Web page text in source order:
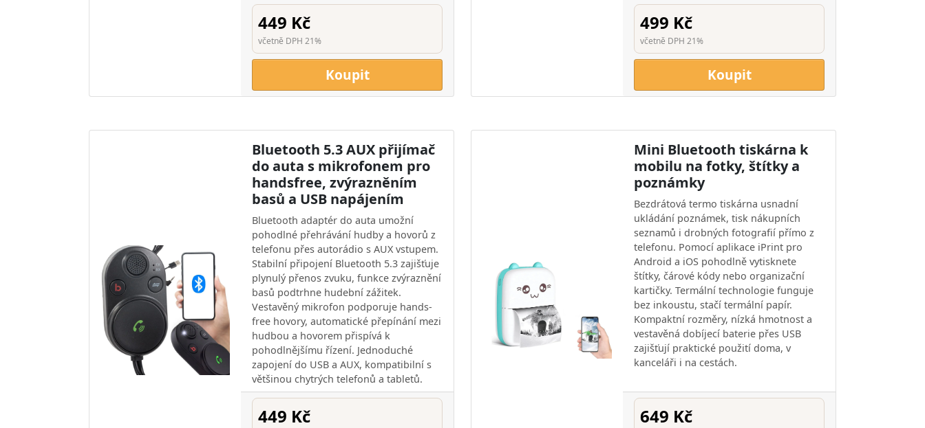
449 Kč
včetně DPH 21%
Koupit
499 Kč
včetně DPH 21%
Koupit
Bluetooth 5.3 AUX přijímač
do auta s mikrofonem pro
handsfree, zvýrazněním
basů a USB napájením
Bluetooth adaptér do auta umožní
pohodlné přehrávání hudby a hovorů z
telefonu přes autorádio s AUX vstupem.
Stabilní připojení Bluetooth 5.3 zajišťuje
plynulý přenos zvuku, funkce zvýraznění
basů podtrhne hudební zážitek.
Vestavěný mikrofon podporuje hands-
free hovory, automatické přepínání mezi
hudbou a hovorem přispívá k
pohodlnějšímu řízení. Jednoduché
zapojení do USB a AUX, kompatibilní s
většinou chytrých telefonů a tabletů.
449 Kč
Mini Bluetooth tiskárna k
mobilu na fotky, štítky a
poznámky
Bezdrátová termo tiskárna usnadní
ukládání poznámek, tisk nákupních
seznamů i drobných fotografií přímo z
telefonu. Pomocí aplikace iPrint pro
Android a iOS pohodlně vytisknete
štítky, čárové kódy nebo organizační
kartičky. Termální technologie funguje
bez inkoustu, stačí termální papír.
Kompaktní rozměry, nízká hmotnost a
vestavěná dobíjecí baterie přes USB
zajišťují praktické použití doma, v
kanceláři i na cestách.
649 Kč